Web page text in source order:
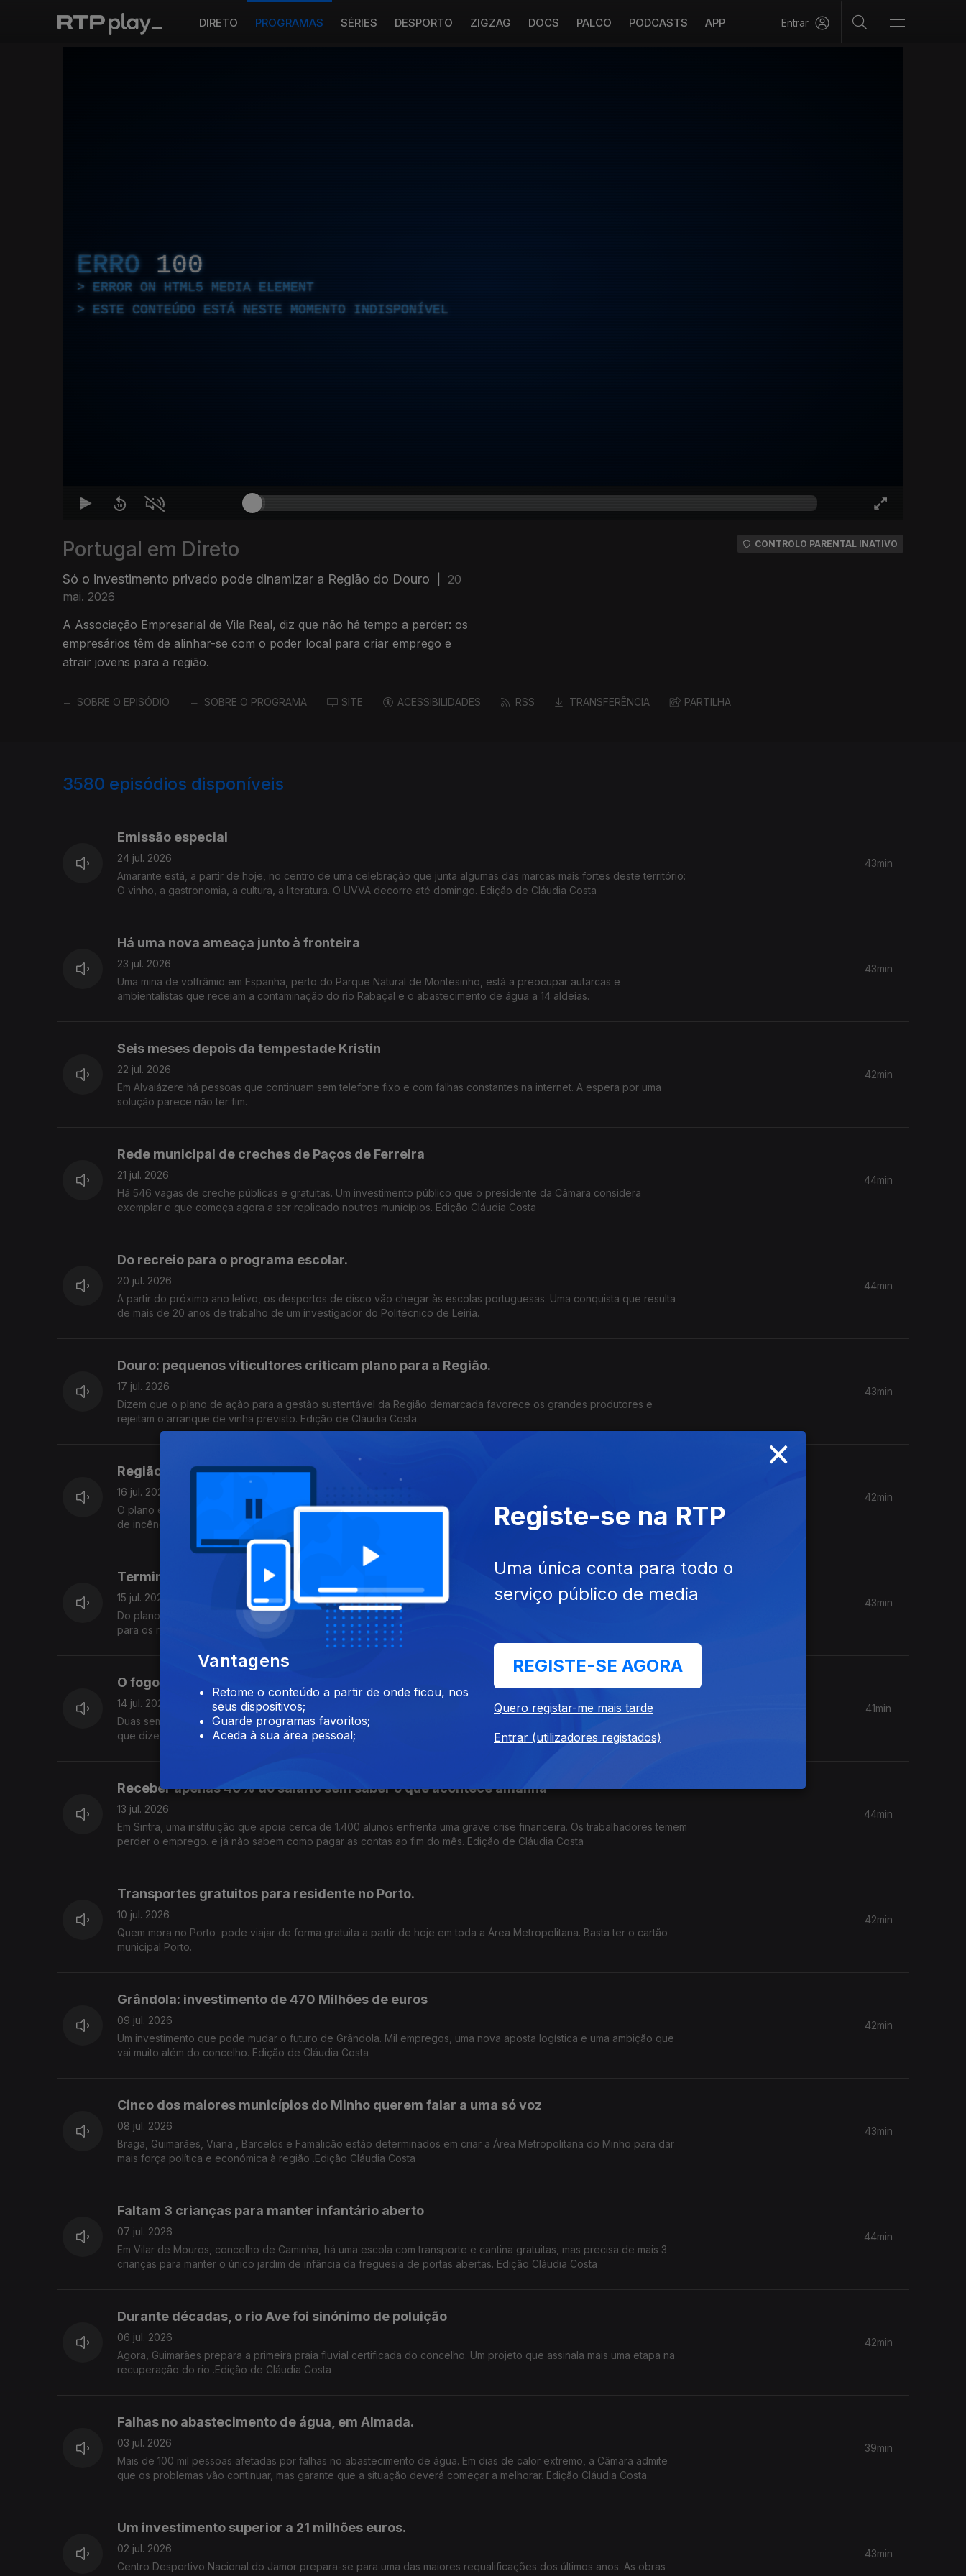
DIRETO PROGRAMAS SÉRIES DESPORTO ZIGZAG DOCS PALCO PODCASTS APP Entrar
ERRO 100
ERROR ON HTML5 MEDIA ELEMENT
ESTE CONTEÚDO ESTÁ NESTE MOMENTO INDISPONÍVEL
Portugal em Direto
Só o investimento privado pode dinamizar a Região do Douro
20
mai. 2026
A Associação Empresarial de Vila Real, diz que não há tempo a perder: os
empresários têm de alinhar-se com o poder local para criar emprego e
atrair jovens para a região.
CONTROLO PARENTAL INATIVO
SOBRE O EPISÓDIO SOBRE O PROGRAMA SITE ACESSIBILIDADES RSS TRANSFERÊNCIA PARTILHA
3580 episódios disponíveis
Emissão especial
24 jul. 2026
Amarante está, a partir de hoje, no centro de uma celebração que junta algumas das marcas mais fortes deste território:
O vinho, a gastronomia, a cultura, a literatura. O UVVA decorre até domingo. Edição de Cláudia Costa
43min
Há uma nova ameaça junto à fronteira
23 jul. 2026
Uma mina de volfrâmio em Espanha, perto do Parque Natural de Montesinho, está a preocupar autarcas e
ambientalistas que receiam a contaminação do rio Rabaçal e o abastecimento de água a 14 aldeias.
43min
Seis meses depois da tempestade Kristin
22 jul. 2026
Em Alvaiázere há pessoas que continuam sem telefone fixo e com falhas constantes na internet. A espera por uma
solução parece não ter fim.
42min
Rede municipal de creches de Paços de Ferreira
21 jul. 2026
Há 546 vagas de creche públicas e gratuitas. Um investimento público que o presidente da Câmara considera
exemplar e que começa agora a ser replicado noutros municípios. Edição Cláudia Costa
44min
Do recreio para o programa escolar.
20 jul. 2026
A partir do próximo ano letivo, os desportos de disco vão chegar às escolas portuguesas. Uma conquista que resulta
de mais de 20 anos de trabalho de um investigador do Politécnico de Leiria.
44min
Douro: pequenos viticultores criticam plano para a Região.
17 jul. 2026
Dizem que o plano de ação para a gestão sustentável da Região demarcada favorece os grandes produtores e
rejeitam o arranque de vinha previsto. Edição de Cláudia Costa.
43min
Região do Cávado investe 88 Milhões na prevenção de incêndios.
16 jul. 2026
O plano estratégico acaba de receber luz verde e prevê intervenções em seis municípios . O objetivo é reduzir o risco
de incêndio, gerir melhor a paisagem e proteger as populações .Edição Cláudia Costa
42min
Termina hoje a consulta pública
15 jul. 2026
Do plano que pode acelerar a instalação de centrais eólicas e solares em Portugal. Autarquias e ambientalistas alertam
para os riscos da proposta e pedem uma revisão do documento. Edição Cláudia Costa
43min
O fogo passou mas as dificuldades ficaram
14 jul. 2026
Duas semanas depois do grande incêndio que devastou parte dos concelhos de Vouzela e Águeda, há moradores
que dizem ter sido esquecidos e reclamam apoios urgentes. Edição de Cláudia Costa
41min
Receber apenas 40% do salário sem saber o que acontece amanhã
13 jul. 2026
Em Sintra, uma instituição que apoia cerca de 1.400 alunos enfrenta uma grave crise financeira. Os trabalhadores temem
perder o emprego. e já não sabem como pagar as contas ao fim do mês. Edição de Cláudia Costa
44min
Transportes gratuitos para residente no Porto.
10 jul. 2026
Quem mora no Porto pode viajar de forma gratuita a partir de hoje em toda a Área Metropolitana. Basta ter o cartão
municipal Porto.
42min
Grândola: investimento de 470 Milhões de euros
09 jul. 2026
Um investimento que pode mudar o futuro de Grândola. Mil empregos, uma nova aposta logística e uma ambição que
vai muito além do concelho. Edição de Cláudia Costa
42min
Cinco dos maiores municípios do Minho querem falar a uma só voz
08 jul. 2026
Braga, Guimarães, Viana , Barcelos e Famalicão estão determinados em criar a Área Metropolitana do Minho para dar
mais força política e económica à região .Edição Cláudia Costa
43min
Faltam 3 crianças para manter infantário aberto
07 jul. 2026
Em Vilar de Mouros, concelho de Caminha, há uma escola com transporte e cantina gratuitas, mas precisa de mais 3
crianças para manter o único jardim de infância da freguesia de portas abertas. Edição Cláudia Costa
44min
Durante décadas, o rio Ave foi sinónimo de poluição
06 jul. 2026
Agora, Guimarães prepara a primeira praia fluvial certificada do concelho. Um projeto que assinala mais uma etapa na
recuperação do rio .Edição de Cláudia Costa
42min
Falhas no abastecimento de água, em Almada.
03 jul. 2026
Mais de 100 mil pessoas afetadas por falhas no abastecimento de água. Em dias de calor extremo, a Câmara admite
que os problemas vão continuar, mas garante que a situação deverá começar a melhorar. Edição Cláudia Costa.
39min
Um investimento superior a 21 milhões euros.
02 jul. 2026
Centro Desportivo Nacional do Jamor prepara-se para uma das maiores requalificações dos últimos anos. As obras
43min
×
Vantagens
Retome o conteúdo a partir de onde ficou, nos
seus dispositivos;
Guarde programas favoritos;
Aceda à sua área pessoal;
Registe-se na RTP
Uma única conta para todo o
serviço público de media
REGISTE-SE AGORA
Quero registar-me mais tarde
Entrar (utilizadores registados)